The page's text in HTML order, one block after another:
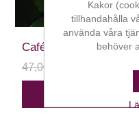
Café au Lait
47,00 kr
STÄLL DIG I KÖ
Kakor
tillhandahålla
använda våra
behöver